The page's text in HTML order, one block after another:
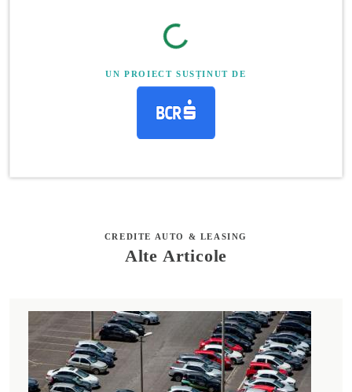
UN PROIECT SUSȚINUT DE
CREDITE AUTO & LEASING
Alte Articole